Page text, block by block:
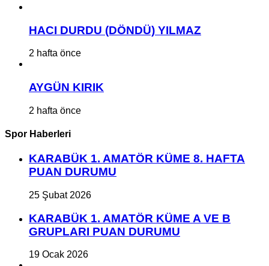
HACI DURDU (DÖNDÜ) YILMAZ
2 hafta önce
AYGÜN KIRIK
2 hafta önce
Spor Haberleri
KARABÜK 1. AMATÖR KÜME 8. HAFTA
PUAN DURUMU
25 Şubat 2026
KARABÜK 1. AMATÖR KÜME A VE B
GRUPLARI PUAN DURUMU
19 Ocak 2026